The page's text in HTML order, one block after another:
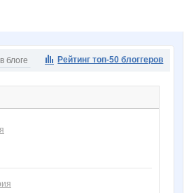
Рейтинг топ-50 блоггеров